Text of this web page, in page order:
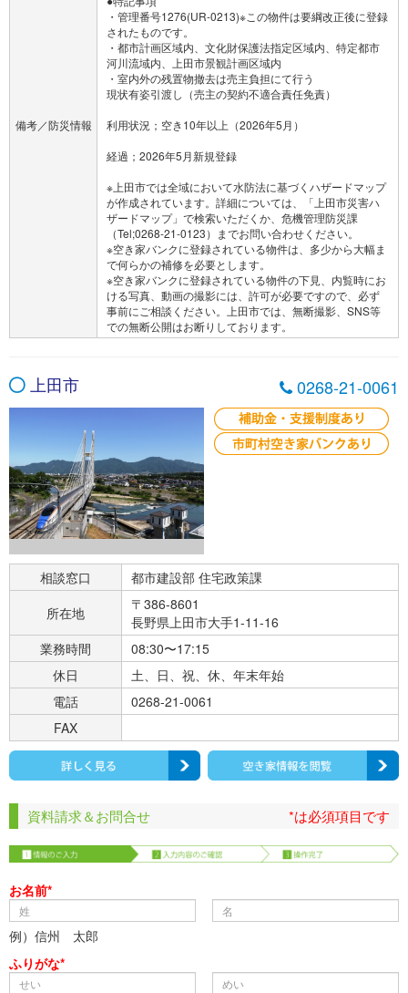
備考／防災情報
・管理番号1276(UR-0213)※この物件は要綱改正後に登録
されたものです。
・都市計画区域内、文化財保護法指定区域内、特定都市
河川流域内、上田市景観計画区域内
・室内外の残置物撤去は売主負担にて行う
現状有姿引渡し（売主の契約不適合責任免責）
利用状況；空き10年以上（2026年5月）
経過；2026年5月新規登録
※上田市では全域において水防法に基づくハザードマップ
が作成されています。詳細については、「上田市災害ハ
ザードマップ」で検索いただくか、危機管理防災課
（Tel;0268-21-0123）までお問い合わせください。
※空き家バンクに登録されている物件は、多少から大幅ま
で何らかの補修を必要とします。
※空き家バンクに登録されている物件の下見、内覧時にお
ける写真、動画の撮影には、許可が必要ですので、必ず
事前にご相談ください。上田市では、無断撮影、SNS等
での無断公開はお断りしております。
上田市 0268-21-0061
相談窓口
都市建設部 住宅政策課
所在地
〒386-8601
長野県上田市大手1-11-16
業務時間
08:30〜17:15
休日
土、日、祝、休、年末年始
電話
0268-21-0061
FAX
資料請求＆お問合せ *は必須項目です
お名前*
例）信州 太郎
ふりがな*